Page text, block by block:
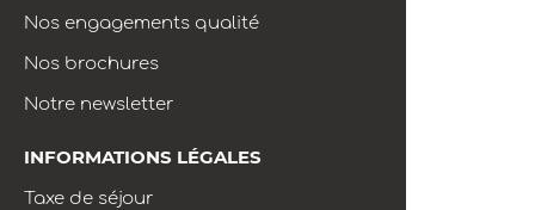
Nos engagements qualité
Nos brochures
Notre newsletter
INFORMATIONS LÉGALES
Taxe de séjour